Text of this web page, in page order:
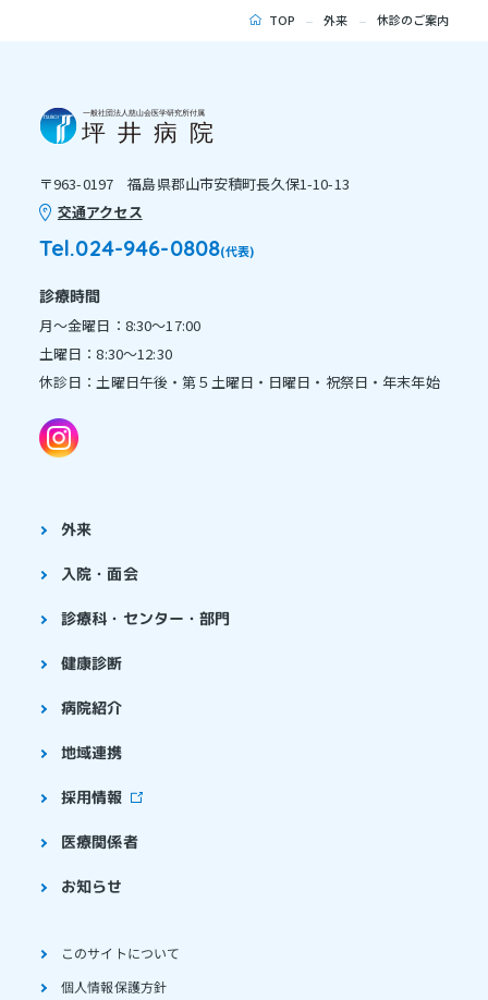
TOP 外来 休診のご案内
〒963-0197 福島県郡山市安積町長久保1-10-13
交通アクセス
Tel.024-946-0808(代表)
診療時間
月～金曜日：8:30～17:00
土曜日：8:30～12:30
休診日：土曜日午後・第５土曜日・日曜日・祝祭日・年末年始
外来
入院・面会
診療科・センター・部門
健康診断
病院紹介
地域連携
採用情報
医療関係者
お知らせ
このサイトについて
個人情報保護方針